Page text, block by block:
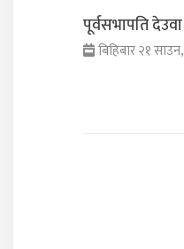
पूर्वसभापति
बिहिबार २१